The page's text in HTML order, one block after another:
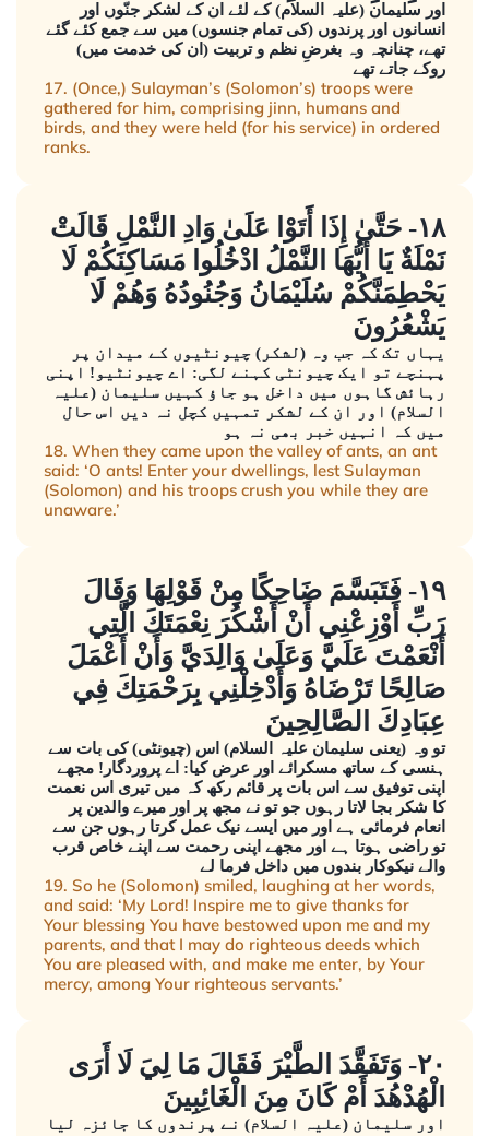
اور سلیمان (علیہ السلام) کے لئے ان کے لشکر جنّوں اور
انسانوں اور پرندوں (کی تمام جنسوں) میں سے جمع کئے گئے
تھے، چنانچہ وہ بغرضِ نظم و تربیت (ان کی خدمت میں)
روکے جاتے تھے
17. (Once,) Sulayman’s (Solomon’s) troops were
gathered for him, comprising jinn, humans and
birds, and they were held (for his service) in ordered
ranks.
١٨- حَتَّىٰ إِذَا أَتَوْا عَلَىٰ وَادِ النَّمْلِ قَالَتْ
نَمْلَةٌ يَا أَيُّهَا النَّمْلُ ادْخُلُوا مَسَاكِنَكُمْ لَا
يَحْطِمَنَّكُمْ سُلَيْمَانُ وَجُنُودُهُ وَهُمْ لَا
يَشْعُرُونَ
یہاں تک کہ جب وہ (لشکر) چیونٹیوں کے میدان پر
پہنچے تو ایک چیونٹی کہنے لگی: اے چیونٹیو! اپنی
رہائش گاہوں میں داخل ہو جاؤ کہیں سلیمان (علیہ
السلام) اور ان کے لشکر تمہیں کچل نہ دیں اس حال
میں کہ انہیں خبر بھی نہ ہو
18. When they came upon the valley of ants, an ant
said: ‘O ants! Enter your dwellings, lest Sulayman
(Solomon) and his troops crush you while they are
unaware.’
١٩- فَتَبَسَّمَ ضَاحِكًا مِنْ قَوْلِهَا وَقَالَ
رَبِّ أَوْزِعْنِي أَنْ أَشْكُرَ نِعْمَتَكَ الَّتِي
أَنْعَمْتَ عَلَيَّ وَعَلَىٰ وَالِدَيَّ وَأَنْ أَعْمَلَ
صَالِحًا تَرْضَاهُ وَأَدْخِلْنِي بِرَحْمَتِكَ فِي
عِبَادِكَ الصَّالِحِينَ
تو وہ (یعنی سلیمان علیہ السلام) اس (چیونٹی) کی بات سے
ہنسی کے ساتھ مسکرائے اور عرض کیا: اے پروردگار! مجھے
اپنی توفیق سے اس بات پر قائم رکھ کہ میں تیری اس نعمت
کا شکر بجا لاتا رہوں جو تو نے مجھ پر اور میرے والدین پر
انعام فرمائی ہے اور میں ایسے نیک عمل کرتا رہوں جن سے
تو راضی ہوتا ہے اور مجھے اپنی رحمت سے اپنے خاص قرب
والے نیکوکار بندوں میں داخل فرما لے
19. So he (Solomon) smiled, laughing at her words,
and said: ‘My Lord! Inspire me to give thanks for
Your blessing You have bestowed upon me and my
parents, and that I may do righteous deeds which
You are pleased with, and make me enter, by Your
mercy, among Your righteous servants.’
٢٠- وَتَفَقَّدَ الطَّيْرَ فَقَالَ مَا لِيَ لَا أَرَى
الْهُدْهُدَ أَمْ كَانَ مِنَ الْغَائِبِينَ
اور سلیمان (علیہ السلام) نے پرندوں کا جائزہ لیا